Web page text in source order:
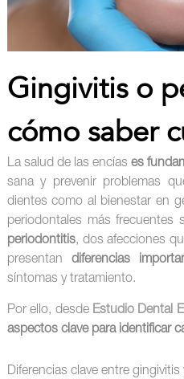
Gingivitis o
cómo saber
La salud de las encías es
sana y prevenir problemas
dientes como al bienestar en
periodontales más frecuentes
periodontitis, dos afecciones
presentan diferencias
síntomas y tratamiento.
Por ello, desde Estudio Dental
aspectos clave para identificar
Diferencias clave entre